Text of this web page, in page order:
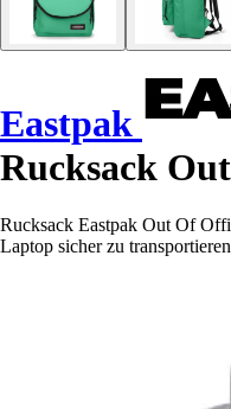
Eastpak
Rucksack
Rucksack Eastpak Out Of
Laptop sicher zu